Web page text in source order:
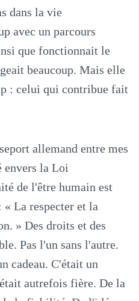
dans la vie
avec un parcours
que fonctionnait le
beaucoup. Mais elle
: celui qui contribue fait
allemand entre mes
envers la Loi
de l'être humain est
La respecter et la
» Des droits et des
Pas l'un sans l'autre.
cadeau. C'était un
autrefois fière. De la